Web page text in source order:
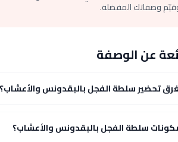
وصفاتك المفضلة.
عن الوصفة
تحضير سلطة الفجل بالبقدونس والأعشاب؟
سلطة الفجل بالبقدونس والأعشاب؟